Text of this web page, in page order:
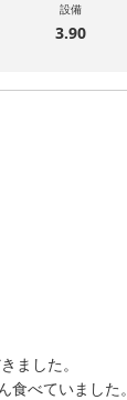
設備
3.90
ました。
べていました。